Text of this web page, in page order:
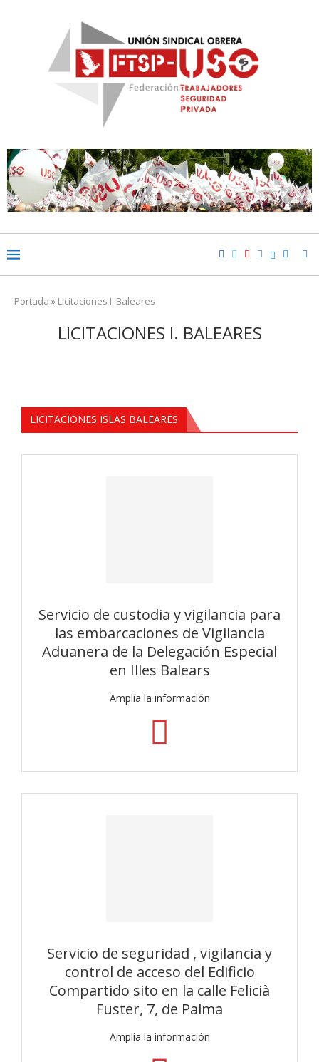
Portada » Licitaciones I. Baleares
LICITACIONES I. BALEARES
LICITACIONES ISLAS BALEARES
Servicio de custodia y vigilancia para
las embarcaciones de Vigilancia
Aduanera de la Delegación Especial
en Illes Balears
Amplía la información
Servicio de seguridad , vigilancia y
control de acceso del Edificio
Compartido sito en la calle Felicià
Fuster, 7, de Palma
Amplía la información